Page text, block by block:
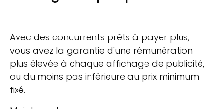
Avec des concurrents prêts à payer plus,
vous avez la garantie d'une rémunération
plus élevée à chaque affichage de publicité,
ou du moins pas inférieure au prix minimum
fixé.